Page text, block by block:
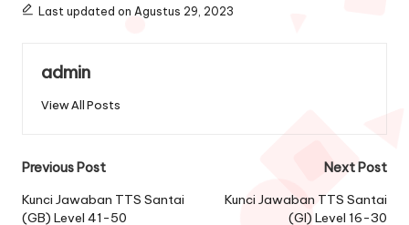
Last updated on Agustus 29, 2023
admin
View All Posts
Post
navigation
Previous Post
Kunci Jawaban TTS Santai
(GB) Level 41-50
Next Post
Kunci Jawaban TTS Santai
(GI) Level 16-30